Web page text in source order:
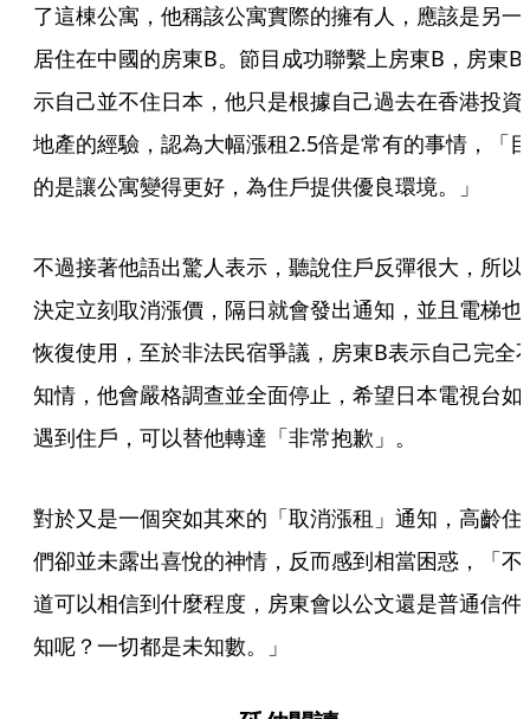
了這棟公寓，他稱該公寓實際的擁有人，應該是另一
居住在中國的房東B。節目成功聯繫上房東B，房東B
示自己並不住日本，他只是根據自己過去在香港投資
地產的經驗，認為大幅漲租2.5倍是常有的事情，「目
的是讓公寓變得更好，為住戶提供優良環境。」
不過接著他語出驚人表示，聽說住戶反彈很大，所以
決定立刻取消漲價，隔日就會發出通知，並且電梯也
恢復使用，至於非法民宿爭議，房東B表示自己完全
知情，他會嚴格調查並全面停止，希望日本電視台如
遇到住戶，可以替他轉達「非常抱歉」。
對於又是一個突如其來的「取消漲租」通知，高齡住
們卻並未露出喜悅的神情，反而感到相當困惑，「不
道可以相信到什麼程度，房東會以公文還是普通信件
知呢？一切都是未知數。」